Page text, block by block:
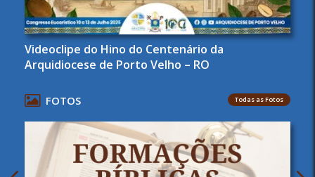
Videoclipe do Hino do Centenário da
Arquidiocese de Porto Velho – RO
FOTOS Todas as Fotos